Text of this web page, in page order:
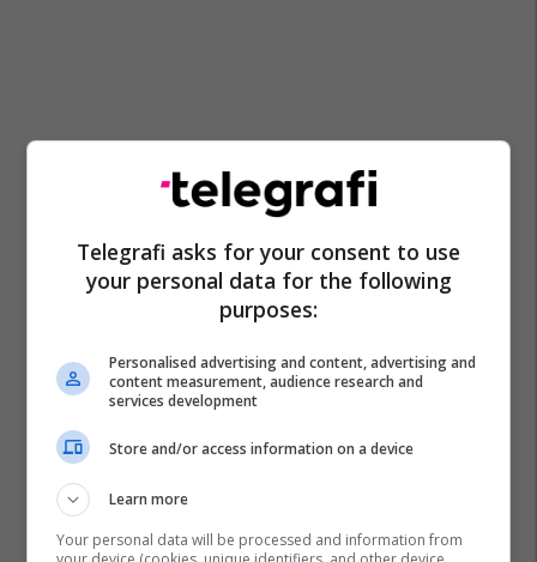
Promo Reklamo këtu
Pro Real Estate
Telegrafi asks for your consent to use
your personal data for the following
purposes:
Personalised advertising and content, advertising and
content measurement, audience research and
services development
Store and/or access information on a device
Learn more
Your personal data will be processed and information from